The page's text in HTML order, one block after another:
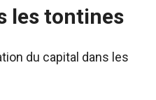
les tontines